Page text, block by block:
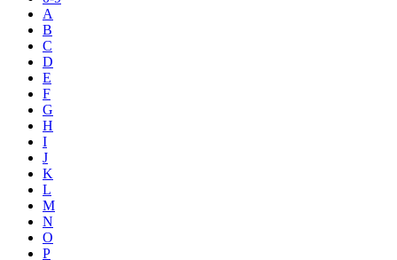
A
B
C
D
E
F
G
H
I
J
K
L
M
N
O
P